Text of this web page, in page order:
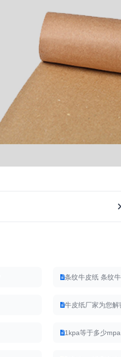
条纹牛皮纸 条纹
牛皮纸厂家为您解
1kpa等于多少mpa